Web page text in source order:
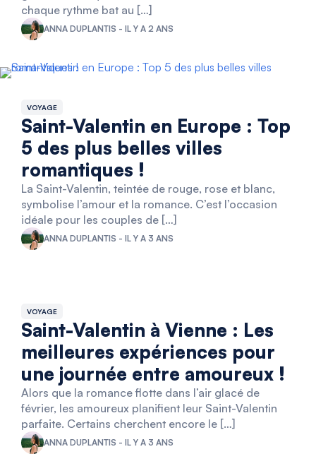
chaque rythme bat au […]
ANNA DUPLANTIS - IL Y A 2 ANS
VOYAGE
Saint-Valentin en Europe : Top
5 des plus belles villes
romantiques !
La Saint-Valentin, teintée de rouge, rose et blanc,
symbolise l’amour et la romance. C’est l’occasion
idéale pour les couples de […]
ANNA DUPLANTIS - IL Y A 3 ANS
VOYAGE
Saint-Valentin à Vienne : Les
meilleures expériences pour
une journée entre amoureux !
Alors que la romance flotte dans l’air glacé de
février, les amoureux planifient leur Saint-Valentin
parfaite. Certains cherchent encore le […]
ANNA DUPLANTIS - IL Y A 3 ANS